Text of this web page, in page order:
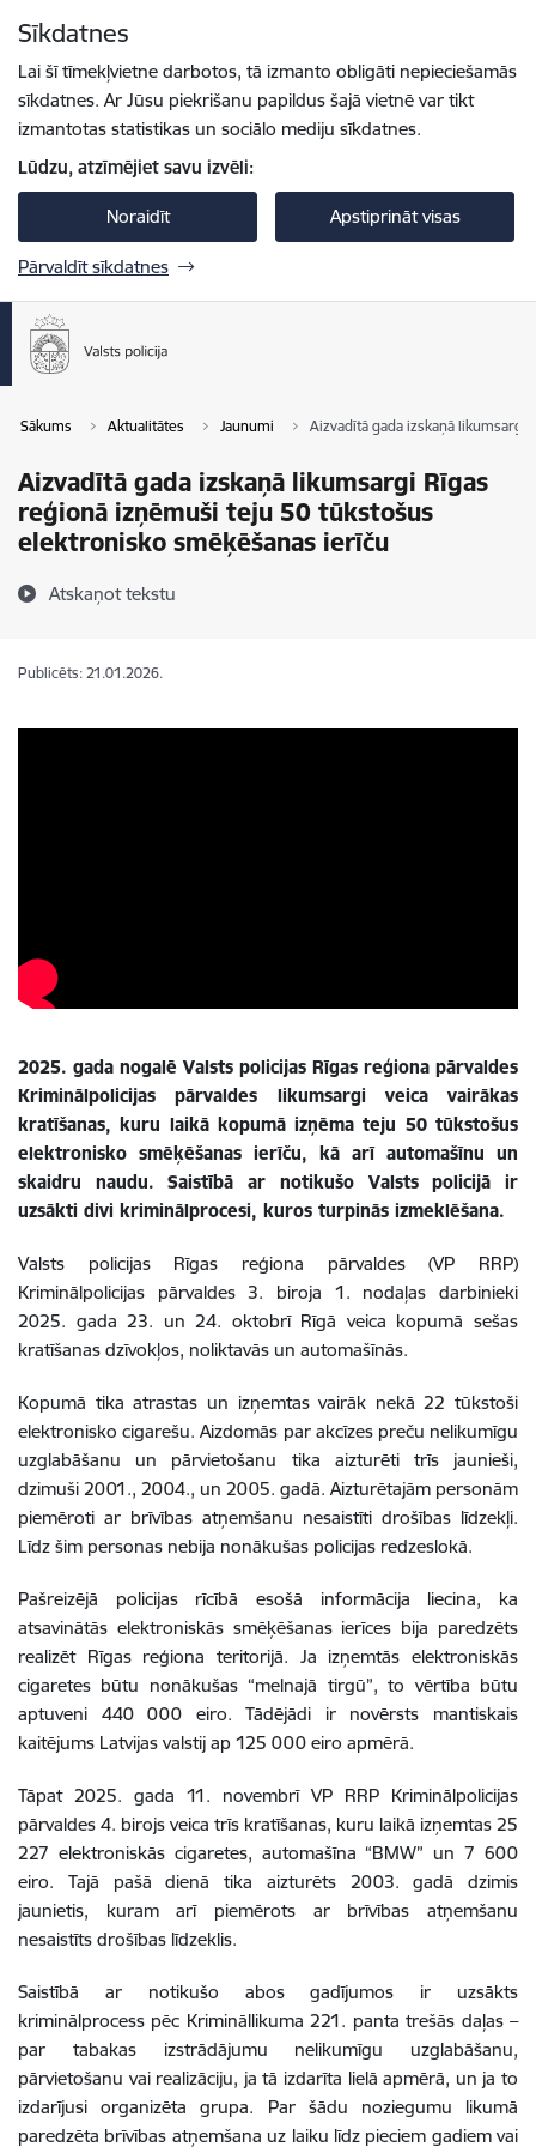
Sīkdatnes
Lai šī tīmekļvietne darbotos, tā izmanto obligāti nepieciešamās
sīkdatnes. Ar Jūsu piekrišanu papildus šajā vietnē var tikt
izmantotas statistikas un sociālo mediju sīkdatnes.
Lūdzu, atzīmējiet savu izvēli:
Noraidīt Apstiprināt visas
Pārvaldīt sīkdatnes
Sākums Aktualitātes Jaunumi Aizvadītā gada izskaņā
Aizvadītā gada izskaņā likumsargi Rīgas
reģionā izņēmuši teju 50 tūkstošus
elektronisko smēķēšanas ierīču
Atskaņot tekstu
Publicēts: 21.01.2026.
2025. gada nogalē Valsts policijas Rīgas reģiona pārvaldes
Kriminālpolicijas pārvaldes likumsargi veica vairākas
kratīšanas, kuru laikā kopumā izņēma teju 50 tūkstošus
elektronisko smēķēšanas ierīču, kā arī automašīnu un
skaidru naudu. Saistībā ar notikušo Valsts policijā ir
uzsākti divi kriminālprocesi, kuros turpinās izmeklēšana.
Valsts policijas Rīgas reģiona pārvaldes (VP RRP)
Kriminālpolicijas pārvaldes 3. biroja 1. nodaļas darbinieki
2025. gada 23. un 24. oktobrī Rīgā veica kopumā sešas
kratīšanas dzīvokļos, noliktavās un automašīnās.
Kopumā tika atrastas un izņemtas vairāk nekā 22 tūkstoši
elektronisko cigarešu. Aizdomās par akcīzes preču nelikumīgu
uzglabāšanu un pārvietošanu tika aizturēti trīs jaunieši,
dzimuši 2001., 2004., un 2005. gadā. Aizturētajām personām
piemēroti ar brīvības atņemšanu nesaistīti drošības līdzekļi.
Līdz šim personas nebija nonākušas policijas redzeslokā.
Pašreizējā policijas rīcībā esošā informācija liecina, ka
atsavinātās elektroniskās smēķēšanas ierīces bija paredzēts
realizēt Rīgas reģiona teritorijā. Ja izņemtās elektroniskās
cigaretes būtu nonākušas “melnajā tirgū”, to vērtība būtu
aptuveni 440 000 eiro. Tādējādi ir novērsts mantiskais
kaitējums Latvijas valstij ap 125 000 eiro apmērā.
Tāpat 2025. gada 11. novembrī VP RRP Kriminālpolicijas
pārvaldes 4. birojs veica trīs kratīšanas, kuru laikā izņemtas 25
227 elektroniskās cigaretes, automašīna “BMW” un 7 600
eiro. Tajā pašā dienā tika aizturēts 2003. gadā dzimis
jaunietis, kuram arī piemērots ar brīvības atņemšanu
nesaistīts drošības līdzeklis.
Saistībā ar notikušo abos gadījumos ir uzsākts
kriminālprocess pēc Krimināllikuma 221. panta trešās daļas –
par tabakas izstrādājumu nelikumīgu uzglabāšanu,
pārvietošanu vai realizāciju, ja tā izdarīta lielā apmērā, un ja to
izdarījusi organizēta grupa. Par šādu noziegumu likumā
paredzēta brīvības atņemšana uz laiku līdz pieciem gadiem vai